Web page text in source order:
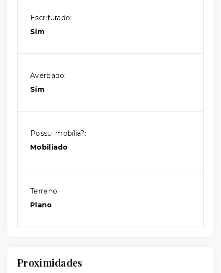
Escriturado:
Sim
Averbado:
Sim
Possui mobília?:
Mobiliado
Terreno:
Plano
Proximidades